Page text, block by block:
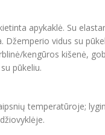
apykaklė. Su
Džemperio vidus su
kengūros kišenė,
pūkeliu.
temperatūroje;